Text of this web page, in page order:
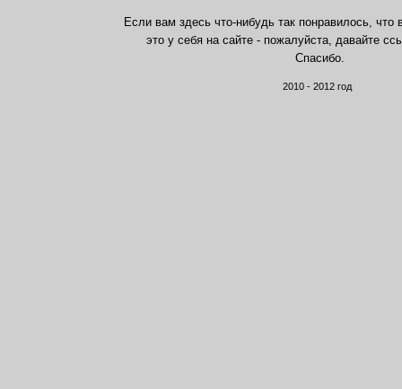
Если вам здесь что-нибудь так понравилось, что
это у себя на сайте - пожалуйста, давайте
Спасибо.
2010 - 2012 год